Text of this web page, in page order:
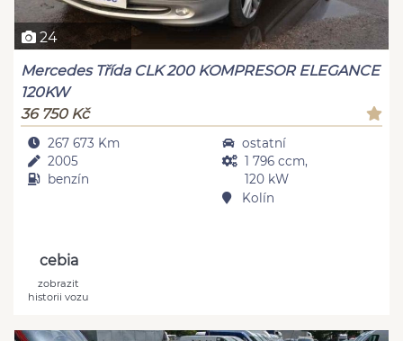
24
Mercedes Třída CLK 200 KOMPRESOR ELEGANCE
120KW
36 750 Kč
267 673 Km
2005
benzín
ostatní
1 796 ccm,
120 kW
Kolín
cebia
zobrazit
historii vozu